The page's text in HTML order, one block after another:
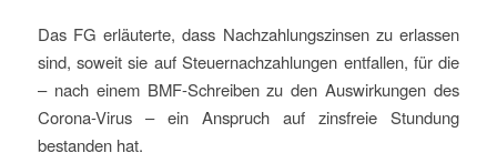
Das FG erläuterte, dass Nachzahlungszinsen zu erlassen
sind, soweit sie auf Steuernachzahlungen entfallen, für die
– nach einem BMF-Schreiben zu den Auswirkungen des
Corona-Virus – ein Anspruch auf zinsfreie Stundung
bestanden hat.